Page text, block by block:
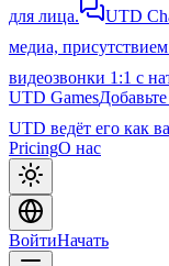
для лица.
UTD
медиа,
видеозвонки 1:1 с
UTD Games
UTD ведёт его как
PricingО нас
ВойтиНачать